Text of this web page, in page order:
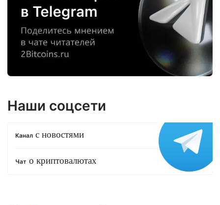
Наши соцсети
Канал с новостями
Чат о криптовалютах